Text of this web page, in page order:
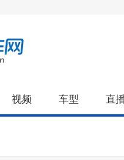
视频 车型 直